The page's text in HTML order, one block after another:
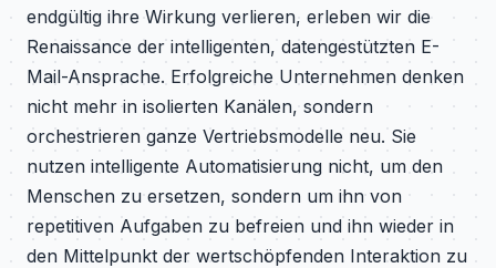
endgültig ihre Wirkung verlieren, erleben wir die
Renaissance der intelligenten, datengestützten E-
Mail-Ansprache. Erfolgreiche Unternehmen denken
nicht mehr in isolierten Kanälen, sondern
orchestrieren ganze Vertriebsmodelle neu. Sie
nutzen intelligente Automatisierung nicht, um den
Menschen zu ersetzen, sondern um ihn von
repetitiven Aufgaben zu befreien und ihn wieder in
den Mittelpunkt der wertschöpfenden Interaktion zu